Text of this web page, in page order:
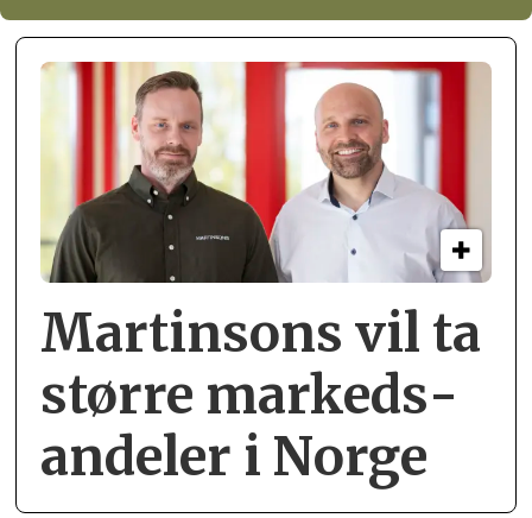
Martinsons vil ta
større markeds­
andeler i Norge